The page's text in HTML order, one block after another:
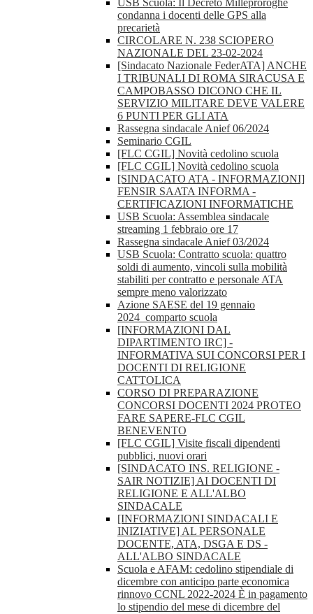
USB Scuola: Il Decreto Milleproroghe
condanna i docenti delle GPS alla
precarietà
CIRCOLARE N. 238 SCIOPERO
NAZIONALE DEL 23-02-2024
[Sindacato Nazionale FederATA] ANCHE
I TRIBUNALI DI ROMA SIRACUSA E
CAMPOBASSO DICONO CHE IL
SERVIZIO MILITARE DEVE VALERE
6 PUNTI PER GLI ATA
Rassegna sindacale Anief 06/2024
Seminario CGIL
[FLC CGIL] Novità cedolino scuola
[FLC CGIL] Novità cedolino scuola
[SINDACATO ATA - INFORMAZIONI]
FENSIR SAATA INFORMA -
CERTIFICAZIONI INFORMATICHE
USB Scuola: Assemblea sindacale
streaming 1 febbraio ore 17
Rassegna sindacale Anief 03/2024
USB Scuola: Contratto scuola: quattro
soldi di aumento, vincoli sulla mobilità
stabiliti per contratto e personale ATA
sempre meno valorizzato
Azione SAESE del 19 gennaio
2024_comparto scuola
[INFORMAZIONI DAL
DIPARTIMENTO IRC] -
INFORMATIVA SUI CONCORSI PER I
DOCENTI DI RELIGIONE
CATTOLICA
CORSO DI PREPARAZIONE
CONCORSI DOCENTI 2024 PROTEO
FARE SAPERE-FLC CGIL
BENEVENTO
[FLC CGIL] Visite fiscali dipendenti
pubblici, nuovi orari
[SINDACATO INS. RELIGIONE -
SAIR NOTIZIE] AI DOCENTI DI
RELIGIONE E ALL'ALBO
SINDACALE
[INFORMAZIONI SINDACALI E
INIZIATIVE] AL PERSONALE
DOCENTE, ATA, DSGA E DS -
ALL'ALBO SINDACALE
Scuola e AFAM: cedolino stipendiale di
dicembre con anticipo parte economica
rinnovo CCNL 2022-2024 È in pagamento
lo stipendio del mese di dicembre del